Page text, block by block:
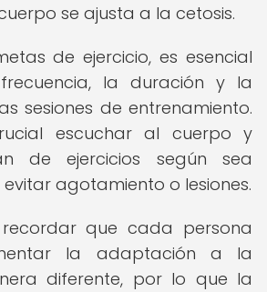
se ajusta a la cetosis.
de ejercicio, es esencial
la duración y la
sesiones de entrenamiento.
escuchar al cuerpo y
de ejercicios según sea
agotamiento o lesiones.
que cada persona
la adaptación a la
diferente, por lo que la